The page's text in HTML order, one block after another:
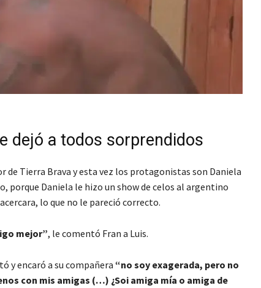
dejó a todos sorprendidos
Tierra Brava y esta vez los protagonistas son Daniela
porque Daniela le hizo un show de celos al argentino
lo que no le pareció correcto.
mejor”, le comentó Fran a Luis.
y encaró a su compañera “no soy exagerada, pero no
con mis amigas (…) ¿Soi amiga mía o amiga de